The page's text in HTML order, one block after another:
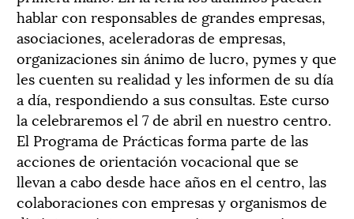
hablar con responsables de grandes empresas,
asociaciones, aceleradoras de empresas,
organizaciones sin ánimo de lucro, pymes y que
les cuenten su realidad y les informen de su día
a día, respondiendo a sus consultas. Este curso
la celebraremos el 7 de abril en nuestro centro.
El Programa de Prácticas forma parte de las
acciones de orientación vocacional que se
llevan a cabo desde hace años en el centro, las
colaboraciones con empresas y organismos de